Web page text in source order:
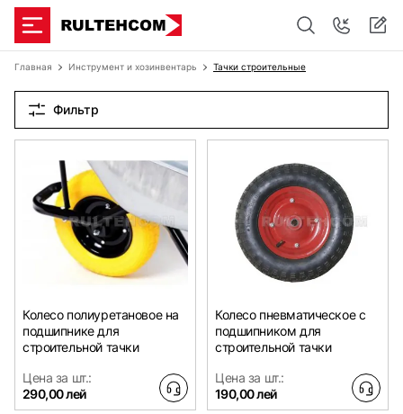
Главная Инструмент и хозинвентарь Тачки строительные
Фильтр
Колесо полиуретановое на
подшипнике для
строительной тачки
Цена за шт.:
290,00 лей
Колесо пневматическое с
подшипником для
строительной тачки
Цена за шт.:
190,00 лей